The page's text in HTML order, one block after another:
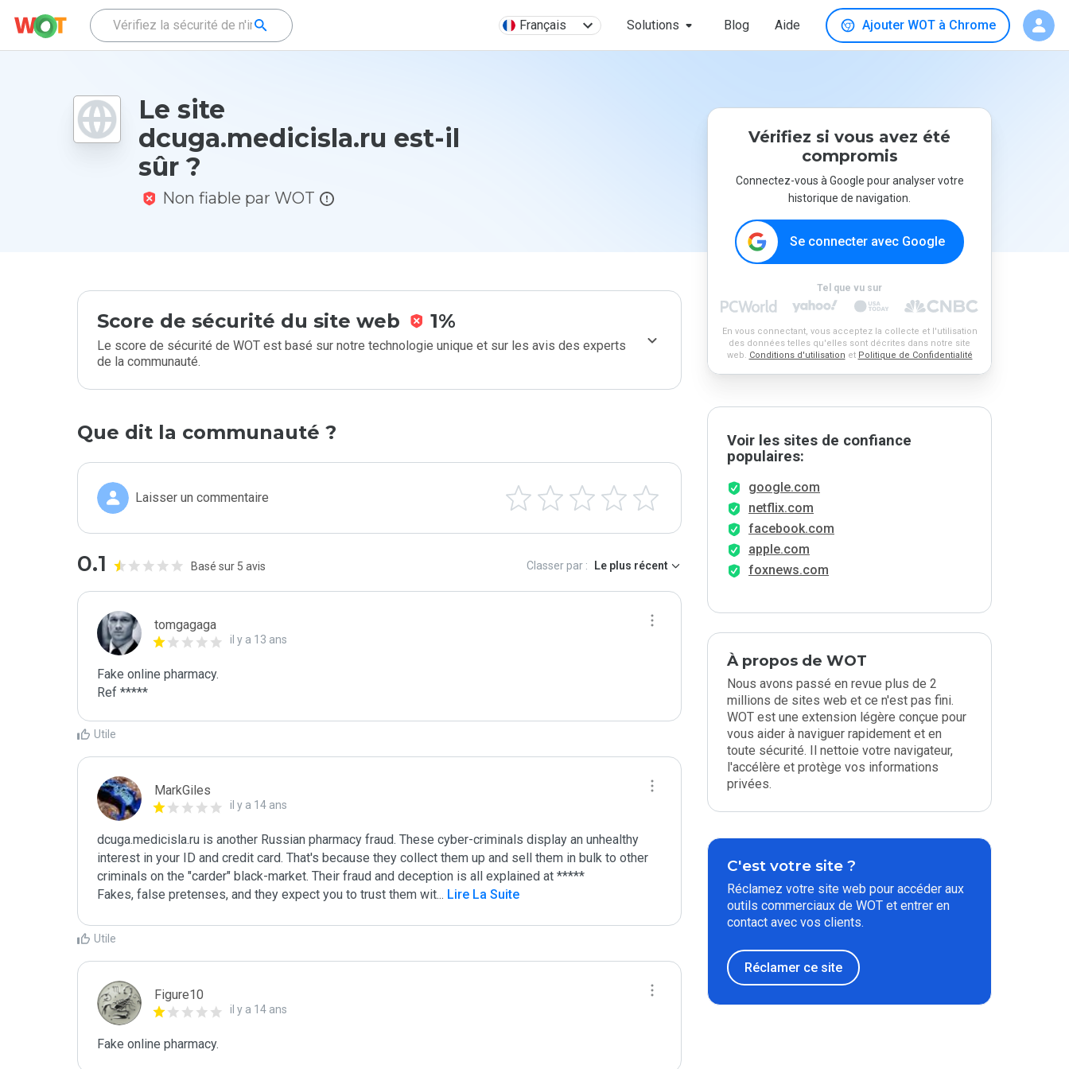
Français Solutions Blog Aide Ajouter WOT à Chrome
Le site
dcuga.medicisla.ru est-il
sûr ?
Non fiable par WOT
Score de sécurité du site web 1%
Le score de sécurité de WOT est basé sur notre technologie unique et sur les avis des experts
de la communauté.
Que dit la communauté ?
Laisser un commentaire
0.1 Basé sur 5 avis Classer par : Le plus récent
tomgagaga
il y a 13 ans
Fake online pharmacy.
Ref *****
Utile
MarkGiles
il y a 14 ans
dcuga.medicisla.ru is another Russian pharmacy fraud. These cyber-criminals display an unhealthy
interest in your ID and credit card. That's because they collect them up and sell them in bulk to other
criminals on the "carder" black-market. Their fraud and deception is all explained at *****
Fakes, false pretenses, and they expect you to trust them wit... Lire La Suite
Utile
Figure10
il y a 14 ans
Fake online pharmacy.
Vérifiez si vous avez été
compromis
Connectez-vous à Google pour analyser votre
historique de navigation.
Se connecter avec Google
Tel que vu sur
En vous connectant, vous acceptez la collecte et l'utilisation
des données telles qu'elles sont décrites dans notre site
web. Conditions d'utilisation et Politique de Confidentialité
Voir les sites de confiance
populaires:
google.com
netflix.com
facebook.com
apple.com
foxnews.com
À propos de WOT
Nous avons passé en revue plus de 2
millions de sites web et ce n'est pas fini.
WOT est une extension légère conçue pour
vous aider à naviguer rapidement et en
toute sécurité. Il nettoie votre navigateur,
l'accélère et protège vos informations
privées.
C'est votre site ?
Réclamez votre site web pour accéder aux
outils commerciaux de WOT et entrer en
contact avec vos clients.
Réclamer ce site